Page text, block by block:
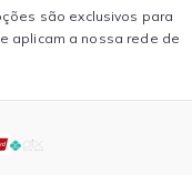
são exclusivos para
aplicam a nossa rede de